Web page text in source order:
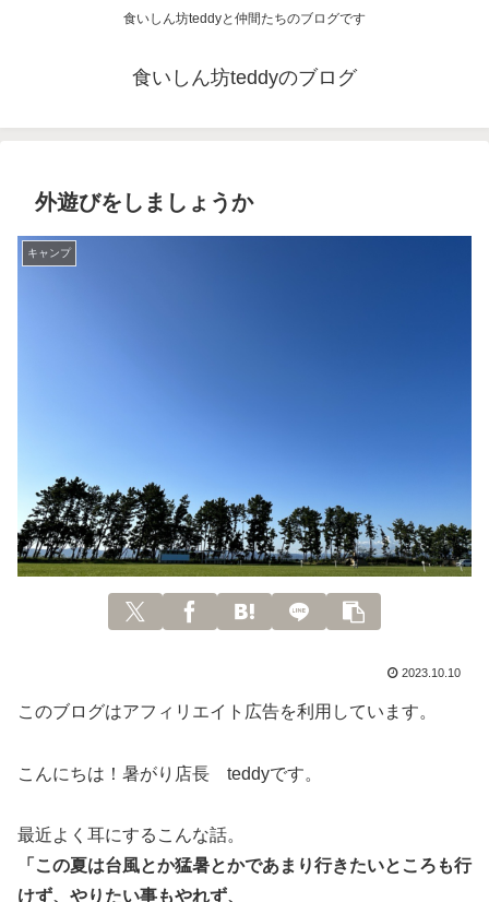
食いしん坊teddyと仲間たちのブログです
食いしん坊teddyのブログ
外遊びをしましょうか
キャンプ
2023.10.10
このブログはアフィリエイト広告を利用しています。
こんにちは！暑がり店長 teddyです。
最近よく耳にするこんな話。
「この夏は台風とか猛暑とかであまり行きたいところも行
けず、やりたい事もやれず、